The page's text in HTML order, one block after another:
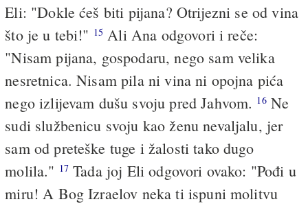
Eli: "Dokle ćeš biti pijana? Otrijezni se od vina
što je u tebi!" 15 Ali Ana odgovori i reče:
"Nisam pijana, gospodaru, nego sam velika
nesretnica. Nisam pila ni vina ni opojna pića
nego izlijevam dušu svoju pred Jahvom. 16Ne
sudi službenicu svoju kao ženu nevaljalu, jer
sam od preteške tuge i žalosti tako dugo
molila." 17 Tada joj Eli odgovori ovako: "Pođi u
miru! A Bog Izraelov neka ti ispuni molitvu